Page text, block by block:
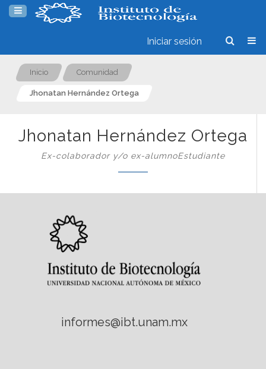
Iniciar sesión
Inicio Comunidad
Jhonatan Hernández Ortega
Jhonatan Hernández Ortega
Ex-colaborador y/o ex-alumnoEstudiante
informes@ibt.unam.mx